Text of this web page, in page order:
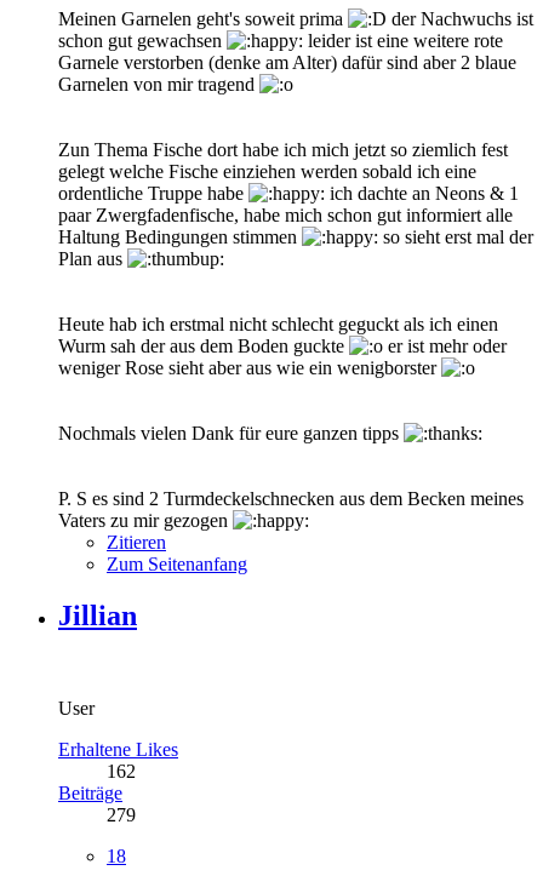
Meinen Garnelen geht's soweit prima
der Nachwuchs ist
schon gut gewachsen
leider ist eine weitere rote
Garnele verstorben (denke am Alter) dafür sind aber 2 blaue
Garnelen von mir tragend
Zun Thema Fische dort habe ich mich jetzt so ziemlich fest
gelegt welche Fische einziehen werden sobald ich eine
ordentliche Truppe habe
ich dachte an Neons & 1
paar Zwergfadenfische, habe mich schon gut informiert alle
Haltung Bedingungen stimmen
so sieht erst mal der
Plan aus
Heute hab ich erstmal nicht schlecht geguckt als ich einen
Wurm sah der aus dem Boden guckte
er ist mehr oder
weniger Rose sieht aber aus wie ein wenigborster
Nochmals vielen Dank für eure ganzen tipps
P. S es sind 2 Turmdeckelschnecken aus dem Becken meines
Vaters zu mir gezogen
Zitieren
Zum Seitenanfang
Jillian
User
Erhaltene Likes
162
Beiträge
279
18